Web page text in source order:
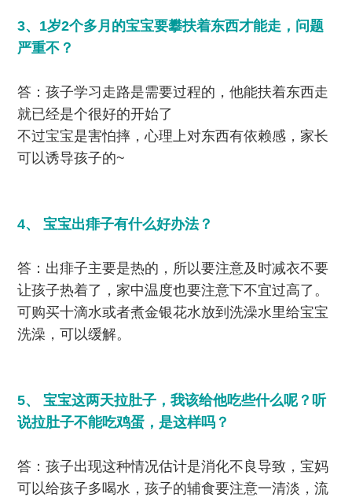
3、1岁2个多月的宝宝要攀扶着东西才能走，问题
严重不？
答：孩子学习走路是需要过程的，他能扶着东西走
就已经是个很好的开始了
不过宝宝是害怕摔，心理上对东西有依赖感，家长
可以诱导孩子的~
4、 宝宝出痱子有什么好办法？
答：出痱子主要是热的，所以要注意及时减衣不要
让孩子热着了，家中温度也要注意下不宜过高了。
可购买十滴水或者煮金银花水放到洗澡水里给宝宝
洗澡，可以缓解。
5、 宝宝这两天拉肚子，我该给他吃些什么呢？听
说拉肚子不能吃鸡蛋，是这样吗？
答：孩子出现这种情况估计是消化不良导致，宝妈
可以给孩子多喝水，孩子的辅食要注意一清淡，流